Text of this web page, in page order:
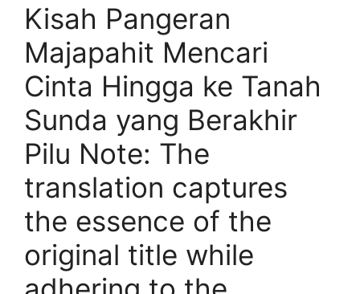
Kisah Pangeran
Majapahit Mencari
Cinta Hingga ke Tanah
Sunda yang Berakhir
Pilu Note: The
translation captures
the essence of the
original title while